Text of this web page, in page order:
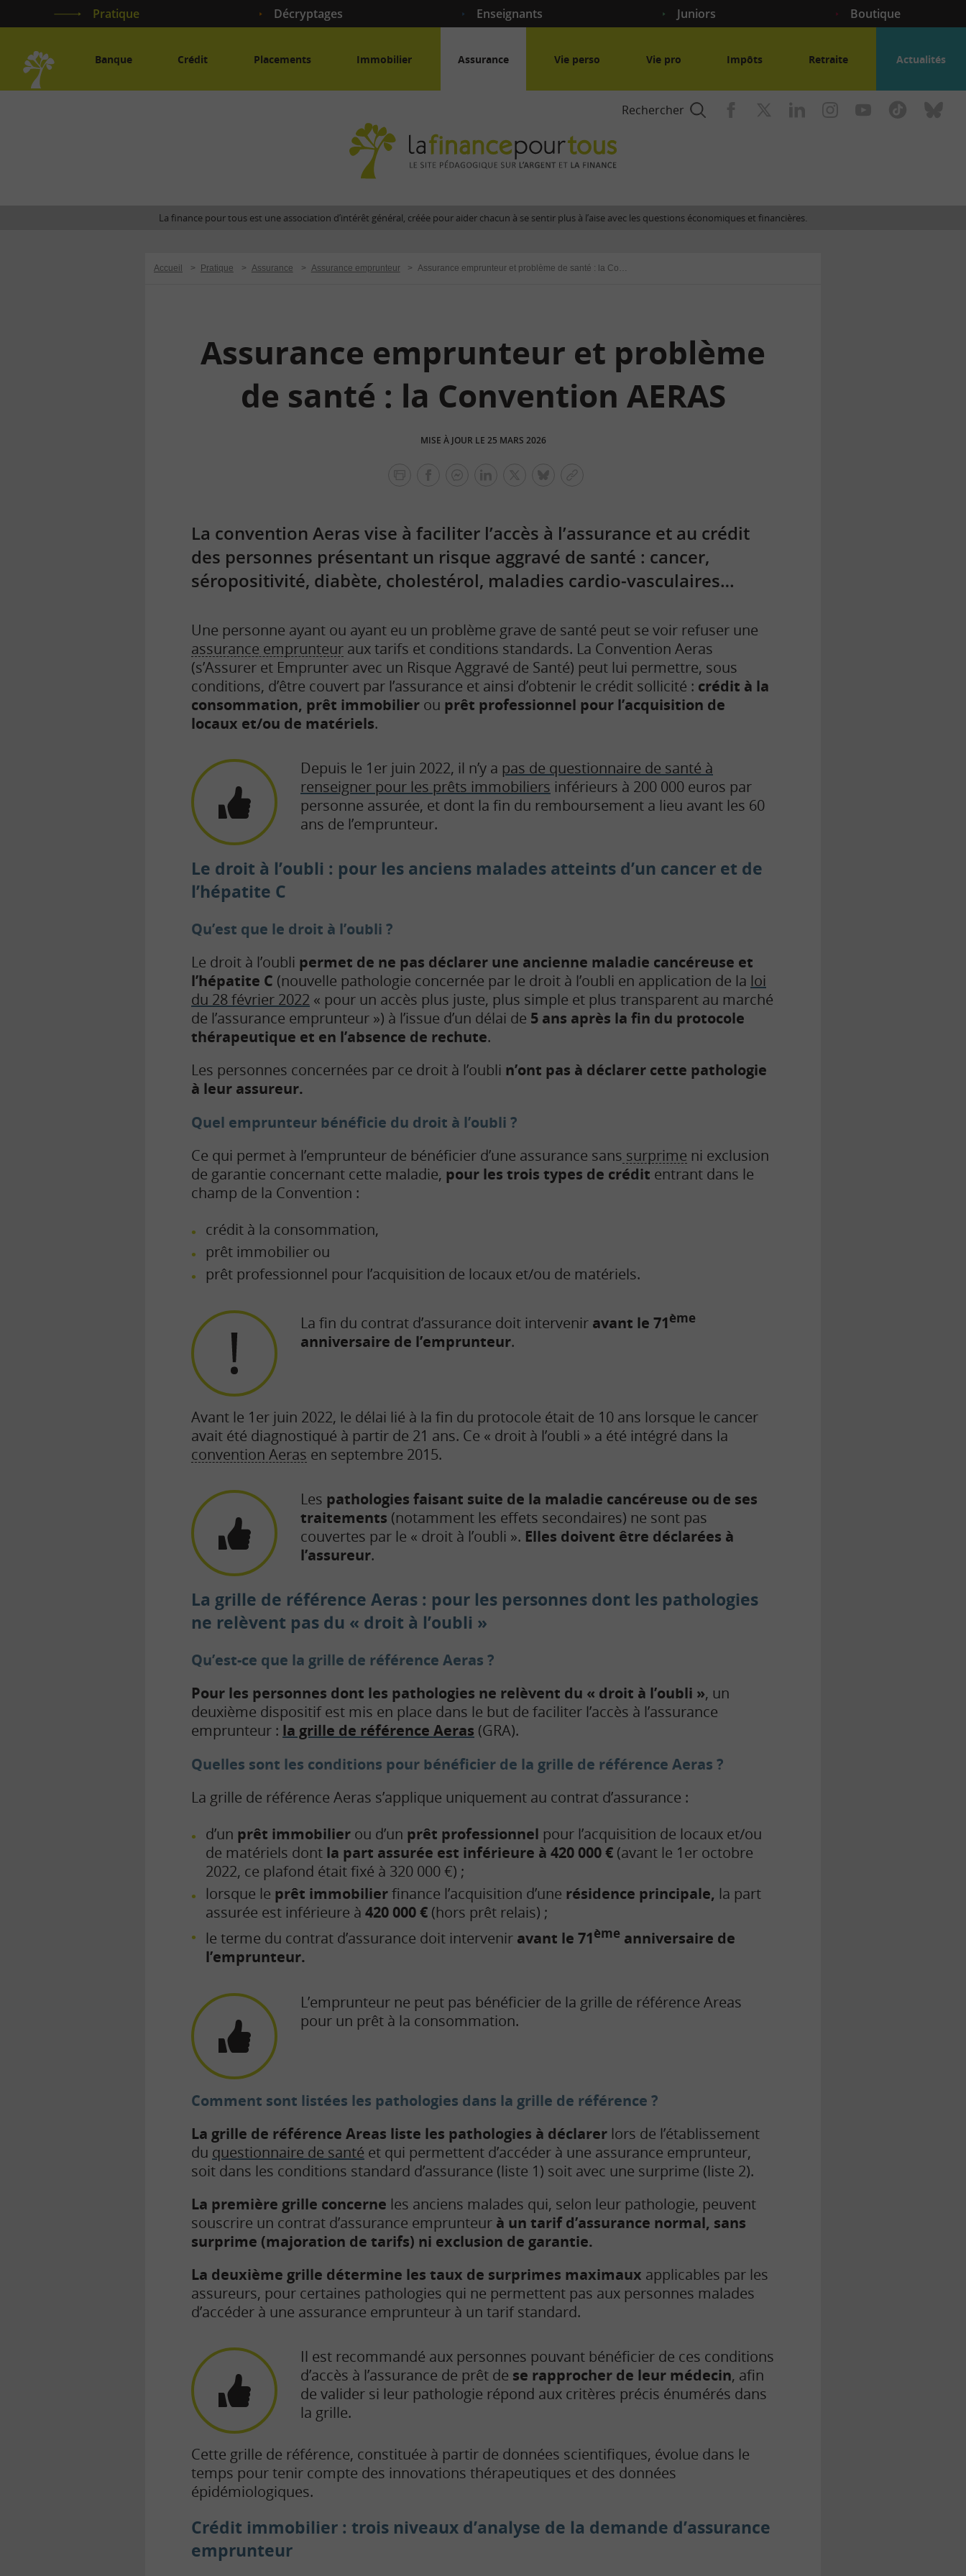
Pratique Décryptages Enseignants Juniors Boutique
Banque Crédit Placements Immobilier Assurance Vie perso Vie pro Impôts Retraite Actualités
Rechercher
finance
site
l'argent
La finance pour tous est une association d’intérêt général, créée pour aider chacun à se sentir plus à l’aise avec les questions économiques et financières.
Accueil > Pratique > Assurance > Assurance emprunteur > Assurance emprunteur et problème de santé : la Convention AERAS
Assurance emprunteur et problème
de santé : la Convention AERAS
MISE À JOUR LE 25 MARS 2026
La convention Aeras vise à faciliter l’accès à l’assurance et au crédit
des personnes présentant un risque aggravé de santé : cancer,
séropositivité, diabète, cholestérol, maladies cardio-vasculaires…
Une personne ayant ou ayant eu un problème grave de santé peut se voir refuser une
assurance emprunteur aux tarifs et conditions standards. La Convention Aeras
(s’Assurer et Emprunter avec un Risque Aggravé de Santé) peut lui permettre, sous
conditions, d’être couvert par l’assurance et ainsi d’obtenir le crédit sollicité : crédit à la
consommation, prêt immobilier ou prêt professionnel pour l’acquisition de
locaux et/ou de matériels.
Depuis le 1er juin 2022, il n’y a pas de questionnaire de santé à
renseigner pour les prêts immobiliers inférieurs à 200 000 euros par
personne assurée, et dont la fin du remboursement a lieu avant les 60
ans de l’emprunteur.
Le droit à l’oubli : pour les anciens malades atteints d’un cancer et de
l’hépatite C
Qu’est que le droit à l’oubli ?
Le droit à l’oubli permet de ne pas déclarer une ancienne maladie cancéreuse et
l’hépatite C (nouvelle pathologie concernée par le droit à l’oubli en application de la loi
du 28 février 2022 « pour un accès plus juste, plus simple et plus transparent au marché
de l’assurance emprunteur ») à l’issue d’un délai de 5 ans après la fin du protocole
thérapeutique et en l’absence de rechute.
Les personnes concernées par ce droit à l’oubli n’ont pas à déclarer cette pathologie
à leur assureur.
Quel emprunteur bénéficie du droit à l’oubli ?
Ce qui permet à l’emprunteur de bénéficier d’une assurance sans surprime ni exclusion
de garantie concernant cette maladie, pour les trois types de crédit entrant dans le
champ de la Convention :
crédit à la consommation,
prêt immobilier ou
prêt professionnel pour l’acquisition de locaux et/ou de matériels.
La fin du contrat d’assurance doit intervenir avant le 71ème
anniversaire de l’emprunteur.
Avant le 1er juin 2022, le délai lié à la fin du protocole était de 10 ans lorsque le cancer
avait été diagnostiqué à partir de 21 ans. Ce « droit à l’oubli » a été intégré dans la
convention Aeras en septembre 2015.
Les pathologies faisant suite de la maladie cancéreuse ou de ses
traitements (notamment les effets secondaires) ne sont pas
couvertes par le « droit à l’oubli ». Elles doivent être déclarées à
l’assureur.
La grille de référence Aeras : pour les personnes dont les pathologies
ne relèvent pas du « droit à l’oubli »
Qu’est-ce que la grille de référence Aeras ?
Pour les personnes dont les pathologies ne relèvent du « droit à l’oubli », un
deuxième dispositif est mis en place dans le but de faciliter l’accès à l’assurance
emprunteur : la grille de référence Aeras (GRA).
Quelles sont les conditions pour bénéficier de la grille de référence Aeras ?
La grille de référence Aeras s’applique uniquement au contrat d’assurance :
d’un prêt immobilier ou d’un prêt professionnel pour l’acquisition de locaux et/ou
de matériels dont la part assurée est inférieure à 420 000 € (avant le 1er octobre
2022, ce plafond était fixé à 320 000 €) ;
lorsque le prêt immobilierfinance l’acquisition d’une résidence principale, la part
assurée est inférieure à 420 000 € (hors prêt relais) ;
le terme du contrat d’assurance doit intervenir avant le 71ème anniversaire de
l’emprunteur.
L’emprunteur ne peut pas bénéficier de la grille de référence Areas
pour un prêt à la consommation.
Comment sont listées les pathologies dans la grille de référence ?
La grille de référence Areas liste les pathologies à déclarer lors de l’établissement
du questionnaire de santé et qui permettent d’accéder à une assurance emprunteur,
soit dans les conditions standard d’assurance (liste 1) soit avec une surprime (liste 2).
La première grille concerne les anciens malades qui, selon leur pathologie, peuvent
souscrire un contrat d’assurance emprunteur à un tarif d’assurance normal, sans
surprime (majoration de tarifs) ni exclusion de garantie.
La deuxième grille détermine les taux de surprimes maximaux applicables par les
assureurs, pour certaines pathologies qui ne permettent pas aux personnes malades
d’accéder à une assurance emprunteur à un tarif standard.
Il est recommandé aux personnes pouvant bénéficier de ces conditions
d’accès à l’assurance de prêt de se rapprocher de leur médecin, afin
de valider si leur pathologie répond aux critères précis énumérés dans
la grille.
Cette grille de référence, constituée à partir de données scientifiques, évolue dans le
temps pour tenir compte des innovations thérapeutiques et des données
épidémiologiques.
Crédit immobilier : trois niveaux d’analyse de la demande d’assurance
emprunteur